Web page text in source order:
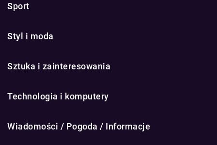
Sport
Styl i moda
Sztuka i zainteresowania
Technologia i komputery
Wiadomości / Pogoda / Informacje